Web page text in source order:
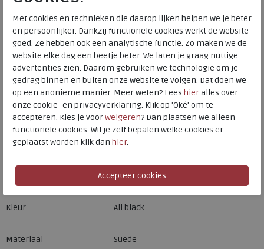
HEEMSKERK
Meijerink Hoorn
HOORN
Hulp nodig? bel:0229 760 760
Gratis verzending binnen Nederland*
Voor 14:00 uur besteld = dezelfde werkdag verzonden*
Altijd retourneren, binnen 1 werkdag terugbetaald
E5P-090
Kleur
All black
Materiaal
Suede
Met cookies en technieken die daarop lijken helpen we je beter
en persoonlijker. Dankzij functionele cookies werkt de website
goed. Ze hebben ook een analytische functie. Zo maken we de
website elke dag een beetje beter. We laten je graag nuttige
advertenties zien. Daarom gebruiken we technologie om je
gedrag binnen en buiten onze website te volgen. Dat doen we
op een anonieme manier. Meer weten? Lees hieralles over
onze cookie- en privacyverklaring. Klik op 'Oké' om te
accepteren. Kies je voorweigeren? Dan plaatsen we alleen
functionele cookies. Wil je zelf bepalen welke cookies er
geplaatst worden klik dan hier.